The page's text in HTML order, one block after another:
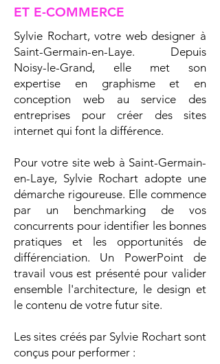
ET E-COMMERCE
Sylvie Rochart, votre web designer à
Saint-Germain-en-Laye. Depuis
Noisy-le-Grand, elle met son
expertise en graphisme et en
conception web au service des
entreprises pour créer des sites
internet qui font la différence.
Pour votre site web à Saint-Germain-
en-Laye, Sylvie Rochart adopte une
démarche rigoureuse. Elle commence
par un benchmarking de vos
concurrents pour identifier les bonnes
pratiques et les opportunités de
différenciation. Un PowerPoint de
travail vous est présenté pour valider
ensemble l'architecture, le design et
le contenu de votre futur site.
Les sites créés par Sylvie Rochart sont
conçus pour performer :